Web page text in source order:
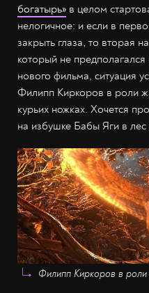
богатырь» в целом
нелогичное: и если в
закрыть глаза, то вторая
который не
нового фильма, ситуация
Филипп Киркоров в роли
курьих ножках. Хочется
на избушке Бабы Яги в лес
Филипп Киркоров в